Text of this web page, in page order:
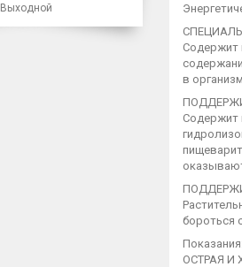
Содержит
в
Содержит
бороться
Показания:
ОСТРАЯ И
Выходной